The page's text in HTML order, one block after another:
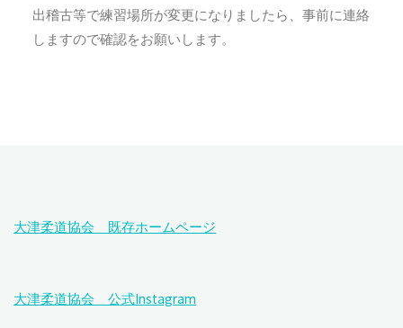
出稽古等で練習場所が変更になりましたら、事前に連絡
しますので確認をお願いします。
大津柔道協会 既存ホームページ
大津柔道協会 公式Instagram